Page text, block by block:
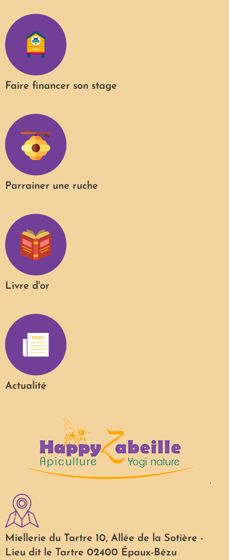
Faire financer son stage
Parrainer une ruche
Livre d'or
Actualité
Miellerie du Tartre 10, Allée de la Sotière -
Lieu dit le Tartre 02400 Épaux-Bézu